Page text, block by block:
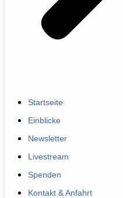
Startseite
Einblicke
Newsletter
Livestream
Spenden
Kontakt & Anfahrt